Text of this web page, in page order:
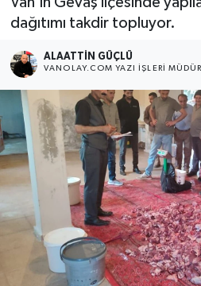
dağıtımı takdir topluyor.
ALAATTIN GÜÇLÜ
VANOLAY.COM YAZI İŞLERI
Bilim & Teknoloji
Dünya
RESMİ İLANLAR
Tüm Manşetler
Son Dakika Haberleri
Haber Arşivi